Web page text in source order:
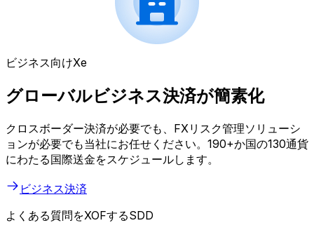
ビジネス向けXe
グローバルビジネス決済が簡素化
クロスボーダー決済が必要でも、FXリスク管理ソリューシ
ョンが必要でも当社にお任せください。190+か国の130通貨
にわたる国際送金をスケジュールします。
ビジネス決済
よくある質問をXOFするSDD